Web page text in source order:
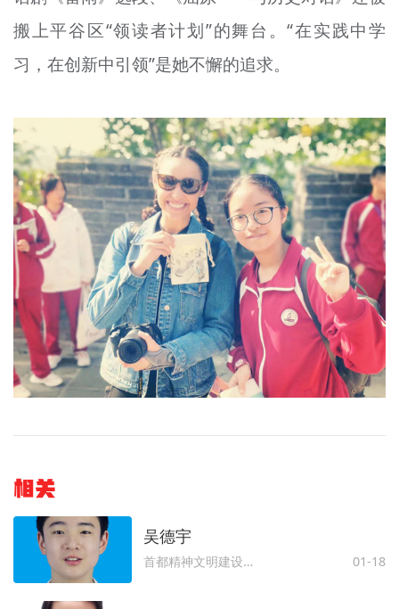
搬上平谷区“领读者计划”的舞台。“在实践中学
习 ，在创新中引领”是她不懈的追求。
相关
​​​​​​​吴德宇
首都精神文明建设委员会办公室 01-18